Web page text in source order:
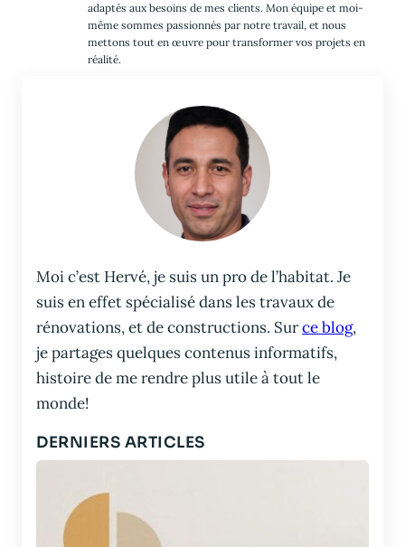
adaptés aux besoins de mes clients. Mon équipe et moi-
même sommes passionnés par notre travail, et nous
mettons tout en œuvre pour transformer vos projets en
réalité.
Moi c’est Hervé, je suis un pro de l’habitat. Je
suis en effet spécialisé dans les travaux de
rénovations, et de constructions. Surce blog,
je partages quelques contenus informatifs,
histoire de me rendre plus utile à tout le
monde!
DERNIERS ARTICLES